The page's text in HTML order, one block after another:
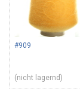
#909
(nicht lagernd)